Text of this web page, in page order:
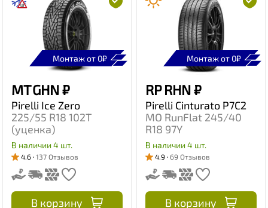
Монтаж от 0₽
MT GHN₽
Pirelli Ice Zero
225/55 R18 102T
(уценка)
В наличии 4 шт.
4.6 137 Отзывов
В корзину
Монтаж от 0₽
RP RHN₽
Pirelli Cinturato P7C2
MO RunFlat 245/40
R18 97Y
В наличии 4 шт.
4.9 69 Отзывов
В корзину